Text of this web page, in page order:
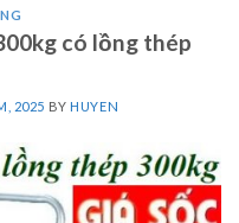
có lồng thép
2025 BYHUYEN